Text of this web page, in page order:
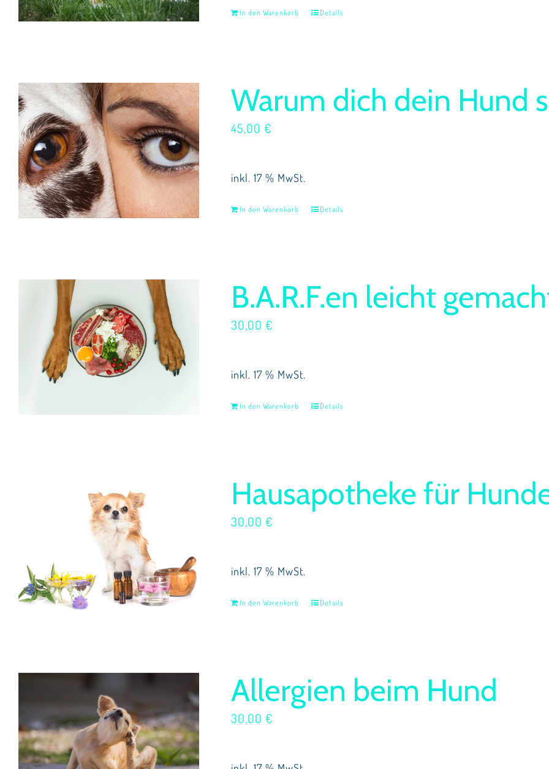
In den Warenkorb Details
Warum dich dein Hund
45,00 €
inkl. 17 % MwSt.
In den Warenkorb Details
B.A.R.F.en leicht
30,00 €
inkl. 17 % MwSt.
In den Warenkorb Details
Hausapotheke für
30,00 €
inkl. 17 % MwSt.
In den Warenkorb Details
Allergien beim Hund
30,00 €